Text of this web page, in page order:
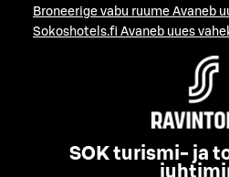
Broneerige vabu ruume Avaneb
Sokoshotels.fi Avaneb uues
SOK turismi- ja